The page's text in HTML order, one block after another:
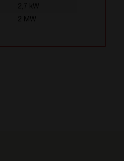
2,7 kW
2 MW